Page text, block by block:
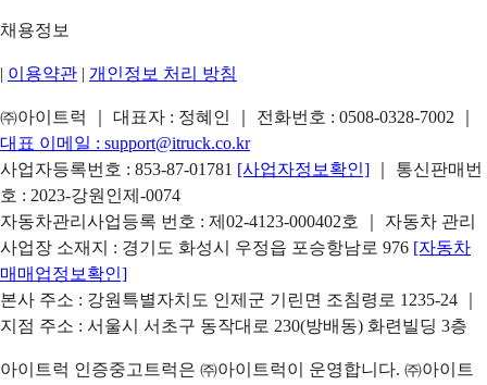
채용정보
| 이용약관 | 개인정보 처리 방침
㈜아이트럭 ｜ 대표자 : 정혜인 ｜ 전화번호 : 0508-0328-7002
대표 이메일 : support@itruck.co.kr
사업자등록번호 : 853-87-01781 [사업자정보확인]
｜ 통신판매번
호 : 2023-강원인제-0074
자동차관리사업등록 번호 : 제02-4123-000402호 ｜ 자동차 관리
사업장 소재지 : 경기도 화성시 우정읍 포승항남로 976 [자동차
매매업정보확인]
본사 주소 : 강원특별자치도 인제군 기린면 조침령로 1235-24 ｜
지점 주소 : 서울시 서초구 동작대로 230(방배동) 화련빌딩 3층
아이트럭 인증중고트럭은 ㈜아이트럭이 운영합니다. ㈜아이트